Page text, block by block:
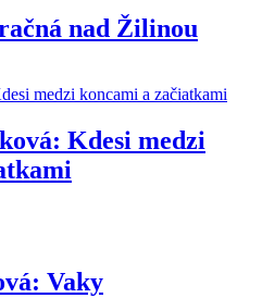
nad Žilinou
Kdesi medzi
Vaky